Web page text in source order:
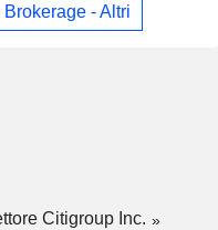
- Altri
Citigroup Inc.